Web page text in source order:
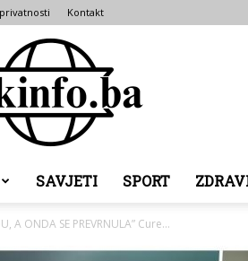
Kontakt
ZDK
SAVJETI SPORT
A ONDA SE PREVRNULA” Cure...